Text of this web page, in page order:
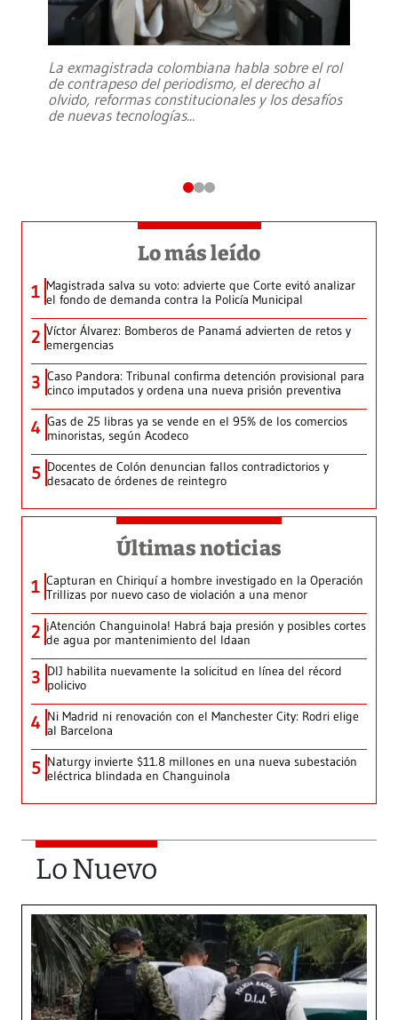
La exmagistrada colombiana habla sobre el rol
de contrapeso del periodismo, el derecho al
olvido, reformas constitucionales y los desafíos
de nuevas tecnologías...
Lo más leído
1 Magistrada salva su voto: advierte que Corte evitó analizar
el fondo de demanda contra la Policía Municipal
2 Víctor Álvarez: Bomberos de Panamá advierten de retos y
emergencias
3 Caso Pandora: Tribunal confirma detención provisional para
cinco imputados y ordena una nueva prisión preventiva
4 Gas de 25 libras ya se vende en el 95% de los comercios
minoristas, según Acodeco
5 Docentes de Colón denuncian fallos contradictorios y
desacato de órdenes de reintegro
Últimas noticias
1 Capturan en Chiriquí a hombre investigado en la Operación
Trillizas por nuevo caso de violación a una menor
2 ¡Atención Changuinola! Habrá baja presión y posibles cortes
de agua por mantenimiento del Idaan
3 DIJ habilita nuevamente la solicitud en línea del récord
policivo
4 Ni Madrid ni renovación con el Manchester City: Rodri elige
al Barcelona
5 Naturgy invierte $11.8 millones en una nueva subestación
eléctrica blindada en Changuinola
Lo Nuevo